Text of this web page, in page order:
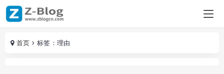
首页 标签：理由